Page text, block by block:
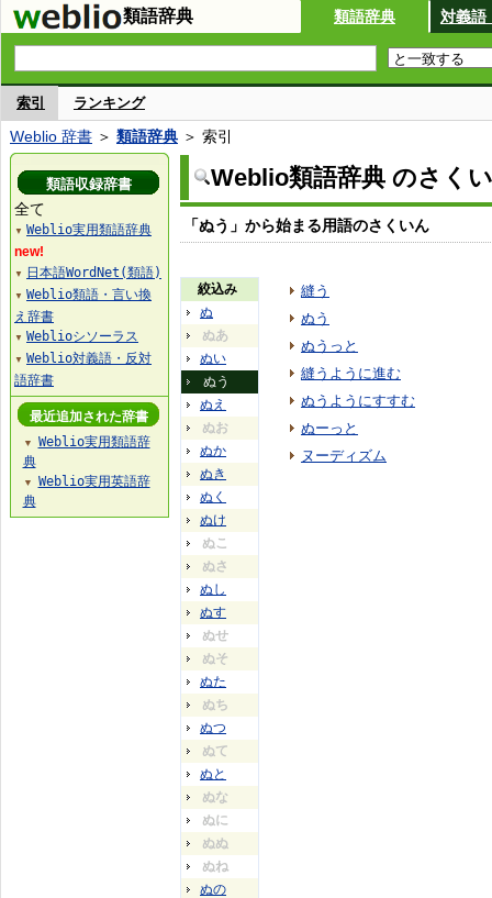
類語辞典 類語辞典 対義語
索引 ランキング
Weblio 辞書 ＞ 類語辞典 ＞ 索引
Weblio類語辞典 のさく
「ぬう」から始まる用語のさくいん
絞込み
ぬ
ぬあ
ぬい
ぬう
ぬえ
ぬお
ぬか
ぬき
ぬく
ぬけ
ぬこ
ぬさ
ぬし
ぬす
ぬせ
ぬそ
ぬた
ぬち
ぬつ
ぬて
ぬと
ぬな
ぬに
ぬぬ
ぬね
ぬの
縫う
ぬう
ぬうっと
縫うように進む
ぬうようにすすむ
ぬーっと
ヌーディズム
類語収録辞書
全て
▼ Weblio実用類語辞典
new!
▼ 日本語WordNet(類語)
▼ Weblio類語・言い換
え辞書
▼ Weblioシソーラス
▼ Weblio対義語・反対
語辞書
最近追加された辞書
▼
Weblio実用類語辞
典
▼
Weblio実用英語辞
典